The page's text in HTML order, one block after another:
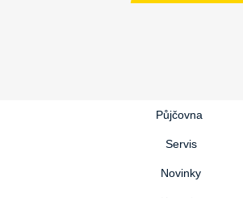
Půjčovna
Servis
Novinky